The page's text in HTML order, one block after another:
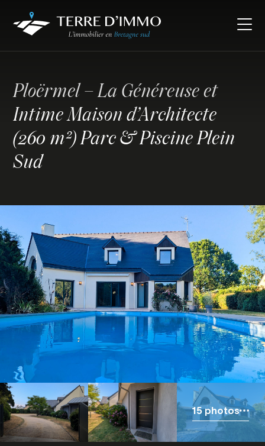
Ploërmel – La Généreuse et
Intime Maison d’Architecte
(260 m²) Parc & Piscine Plein
Sud
15 photos